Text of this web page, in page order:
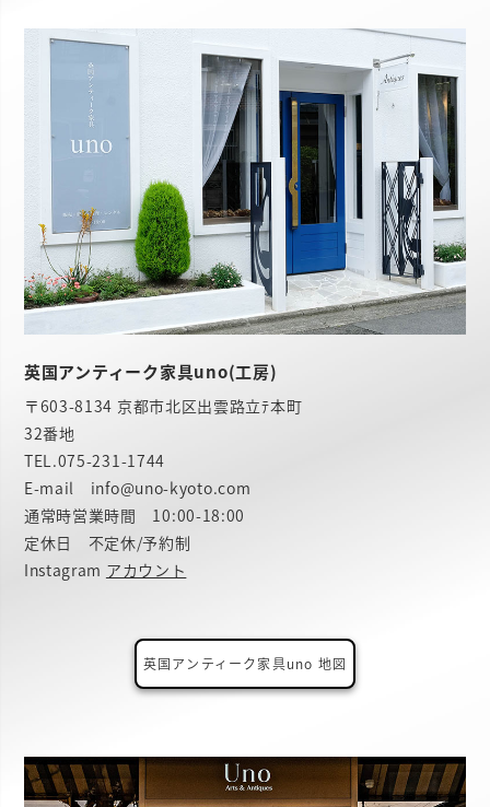
英国アンティーク家具uno(工房)
〒603-8134 京都市北区出雲路立ﾃ本町
32番地
TEL.075-231-1744
E-mail info@uno-kyoto.com
通常時営業時間 10:00-18:00
定休日 不定休/予約制
Instagram アカウント
英国アンティーク家具uno 地図